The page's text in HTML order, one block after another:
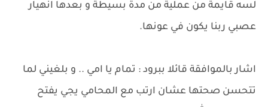
لسه قايمة من عملية من مدة بسيطة و بعدها انهيار
عصبي ربنا يكون في عونها.
اشار بالموافقة قائلا ببرود : تمام يا امي .. و بلغيني لما
تتحسن صحتها عشان ارتب مع المحامي يجي يفتح